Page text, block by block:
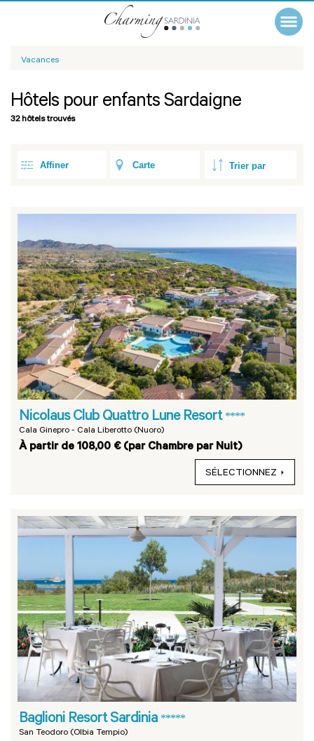
Vacances
Hôtels pour enfants Sardaigne
32 hôtels trouvés
Affiner Carte
Nicolaus Club Quattro Lune Resort ****
Cala Ginepro - Cala Liberotto (Nuoro)
À partir de 108,00 € (par Chambre par Nuit)
SÉLECTIONNEZ
Baglioni Resort Sardinia *****
San Teodoro (Olbia Tempio)